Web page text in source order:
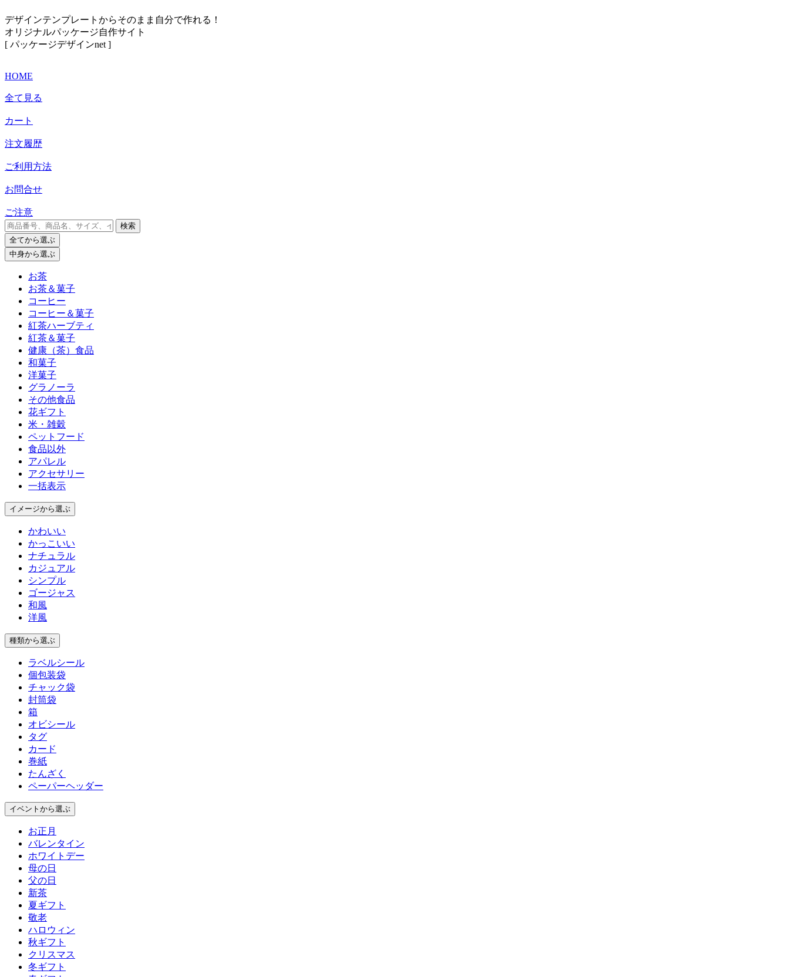
デザインテンプレートからそのまま自分で作れる！
オリジナルパッケージ自作サイト
[ パッケージデザインnet ]
HOME
全て見る
カート
注文履歴
ご利用方法
お問合せ
ご注意
検索
全てから選ぶ
中身から選ぶ
お茶
お茶＆菓子
コーヒー
コーヒー＆菓子
紅茶ハーブティ
紅茶＆菓子
健康（茶）食品
和菓子
洋菓子
グラノーラ
その他食品
花ギフト
米・雑穀
ペットフード
食品以外
アパレル
アクセサリー
一括表示
イメージから選ぶ
かわいい
かっこいい
ナチュラル
カジュアル
シンプル
ゴージャス
和風
洋風
種類から選ぶ
ラベルシール
個包装袋
チャック袋
封筒袋
箱
オビシール
タグ
カード
巻紙
たんざく
ペーパーヘッダー
イベント から選ぶ
お正月
バレンタイン
ホワイトデー
母の日
父の日
新茶
夏ギフト
敬老
ハロウィン
秋ギフト
クリスマス
冬ギフト